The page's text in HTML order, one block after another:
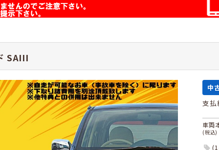
SAIII
中
支払
車両
(税込)